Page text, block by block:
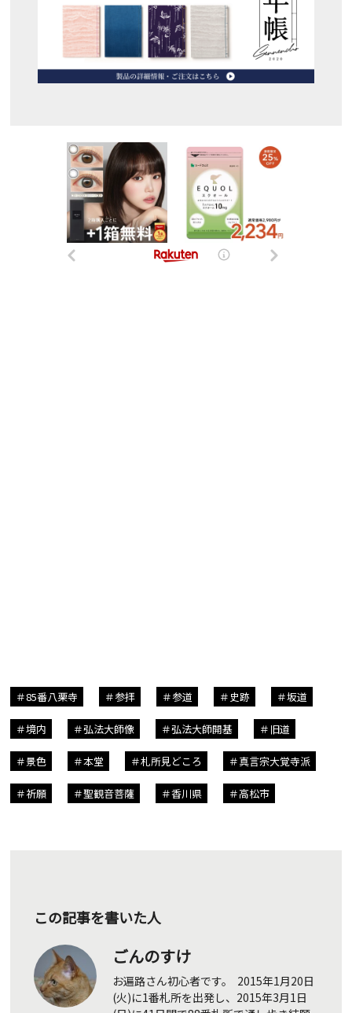
85番八栗寺 参拝 参道 史跡 坂道
境内 弘法大師像 弘法大師開基 旧道
景色 本堂 札所見どころ 真言宗大覚寺派
祈願 聖観音菩薩 香川県 高松市
この記事を書いた人
ごんのすけ
お遍路さん初心者です。 2015年1月20日
(火)に1番札所を出発し、2015年3月1日